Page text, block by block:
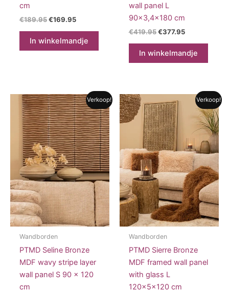
cm
€189.95 Oorspronkelijke
was:
€189.95.
€169.95Huidige
is:
€169.95.
In winkelmandje
wall panel L
90×3,4×180 cm
€419.95 Oorspronkelijke
was:
€419.95.
€377.95Huidige
is:
€377.95.
In winkelmandje
Verkoop!
Wandborden
PTMD Seline Bronze
MDF wavy stripe layer
wall panel S 90 x 120
cm
Verkoop!
Wandborden
PTMD Sierre Bronze
MDF framed wall panel
with glass L
120x5x120 cm